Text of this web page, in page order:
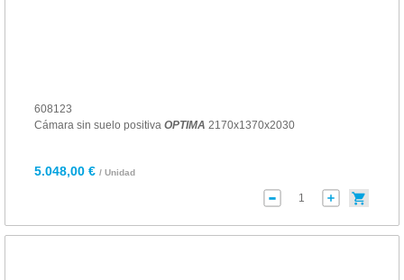
608123
Cámara sin suelo positiva OPTIMA 2170x1370x2030
5.048,00 € / Unidad